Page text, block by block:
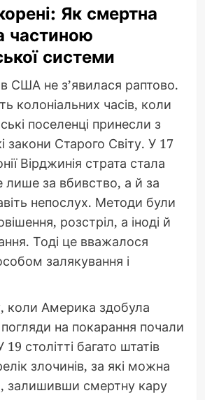
Як смертна
частиною
системи
США не з’явилася раптово.
колоніальних часів, коли
поселенці принесли з
Старого Світу. У 17
Вірджинія страта стала
лише за вбивство, а й за
непослух. Методи були
розстріл, а іноді й
Тоді це вважалося
залякування і
коли Америка здобула
на покарання почали
столітті багато штатів
злочинів, за які можна
залишивши смертну кару